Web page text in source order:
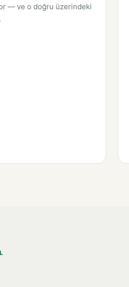
— ve o doğru üzerindeki